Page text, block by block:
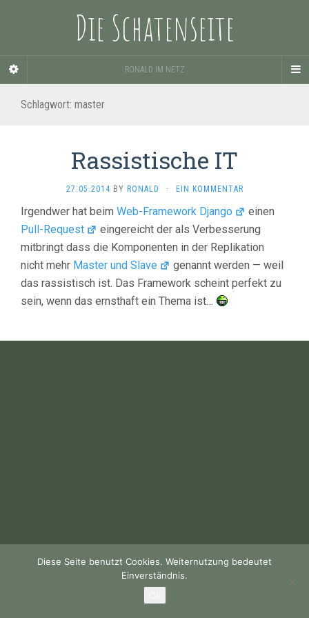
Die Schatenseite
RONALD IM NETZ
Schlagwort: master
Rassistische IT
27.05.2014 BY RONALD · EIN KOMMENTAR
Irgendwer hat beim Web-Framework Django
einen
Pull-Request
eingereicht der als Verbesserung
mitbringt dass die Komponenten in der Replikation
nicht mehr Master und Slave
genannt werden — weil
das rassistisch ist. Das Framework scheint perfekt zu
sein, wenn das ernsthaft ein Thema ist…
Diese Seite benutzt Cookies. Weiternutzung bedeutet
Einverständnis.